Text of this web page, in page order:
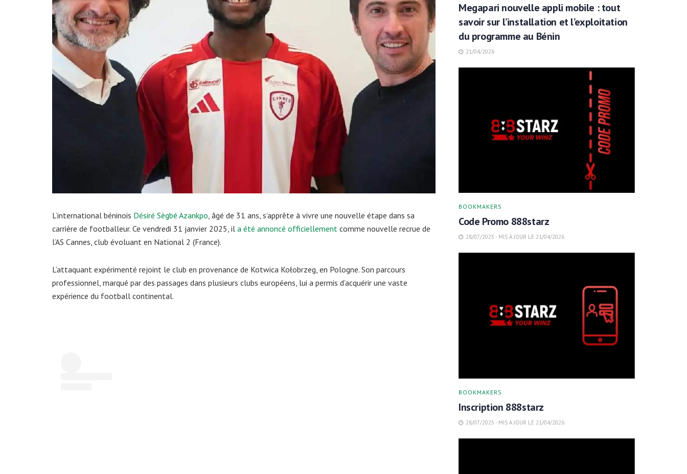
L’international béninois Désiré Sègbé Azankpo , âgé de 31 ans, s’apprête à vivre une nouvelle étape dans sa
carrière de footballeur. Ce vendredi 31 janvier 2025, il a été annoncé officiellement comme nouvelle recrue de
l’AS Cannes, club évoluant en National 2 (France).
L’attaquant expérimenté rejoint le club en provenance de Kotwica Kołobrzeg, en Pologne. Son parcours
professionnel, marqué par des passages dans plusieurs clubs européens, lui a permis d’acquérir une vaste
expérience du football continental.
Megapari nouvelle appli mobile : tout
savoir sur l’installation et l’exploitation
du programme au Bénin
21/04/2026
BOOKMAKERS
Code Promo 888starz
28/07/2025 - MIS À JOUR LE 21/04/2026
BOOKMAKERS
Inscription 888starz
28/07/2025 - MIS À JOUR LE 21/04/2026